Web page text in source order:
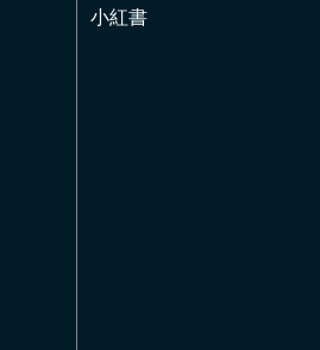
小紅書